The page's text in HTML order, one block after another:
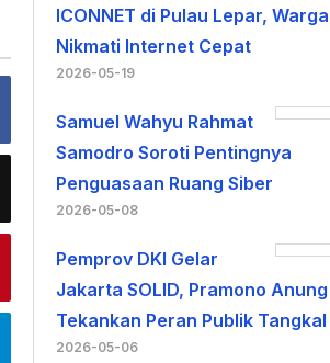
ICONNET di Pulau Lepar,
Nikmati Internet Cepat
2026-05-19
Samuel Wahyu Rahmat
Samodro Soroti Pentingnya
Penguasaan Ruang Siber
2026-05-08
Pemprov DKI Gelar
Jakarta SOLID, Pramono Anung
Tekankan Peran Publik
2026-05-06